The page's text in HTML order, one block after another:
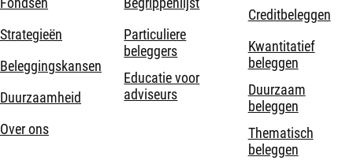
Fondsen
Strategieën
Beleggingskansen
Duurzaamheid
Over ons
Begrippenlijst
Particuliere
beleggers
Educatie voor
adviseurs
Creditbeleggen
Kwantitatief
beleggen
Duurzaam
beleggen
Thematisch
beleggen